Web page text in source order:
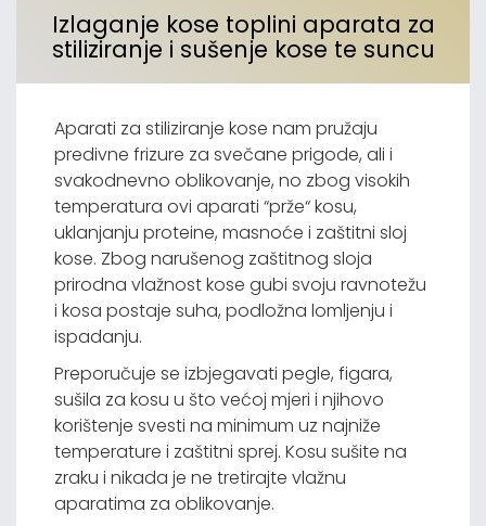
Izlaganje kose toplini aparata za
stiliziranje i sušenje kose te suncu
Aparati za stiliziranje kose nam pružaju
predivne frizure za svečane prigode, ali i
svakodnevno oblikovanje, no zbog visokih
temperatura ovi aparati “prže“ kosu,
uklanjanju proteine, masnoće i zaštitni sloj
kose. Zbog narušenog zaštitnog sloja
prirodna vlažnost kose gubi svoju ravnotežu
i kosa postaje suha, podložna lomljenju i
ispadanju.
Preporučuje se izbjegavati pegle, figara,
sušila za kosu u što većoj mjeri i njihovo
korištenje svesti na minimum uz najniže
temperature i zaštitni sprej. Kosu sušite na
zraku i nikada je ne tretirajte vlažnu
aparatima za oblikovanje.